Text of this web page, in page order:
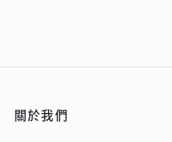
關於我們